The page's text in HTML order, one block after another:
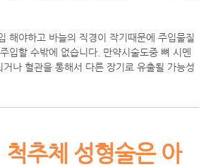
해야하고 바늘의 직경이 작기때문에 주입물질
입할 수밖에 없습니다. 만약시술도중 뼈 시멘
나 혈관을 통해서 다른 장기로 유출될 가능성
척추체 성형술은 아